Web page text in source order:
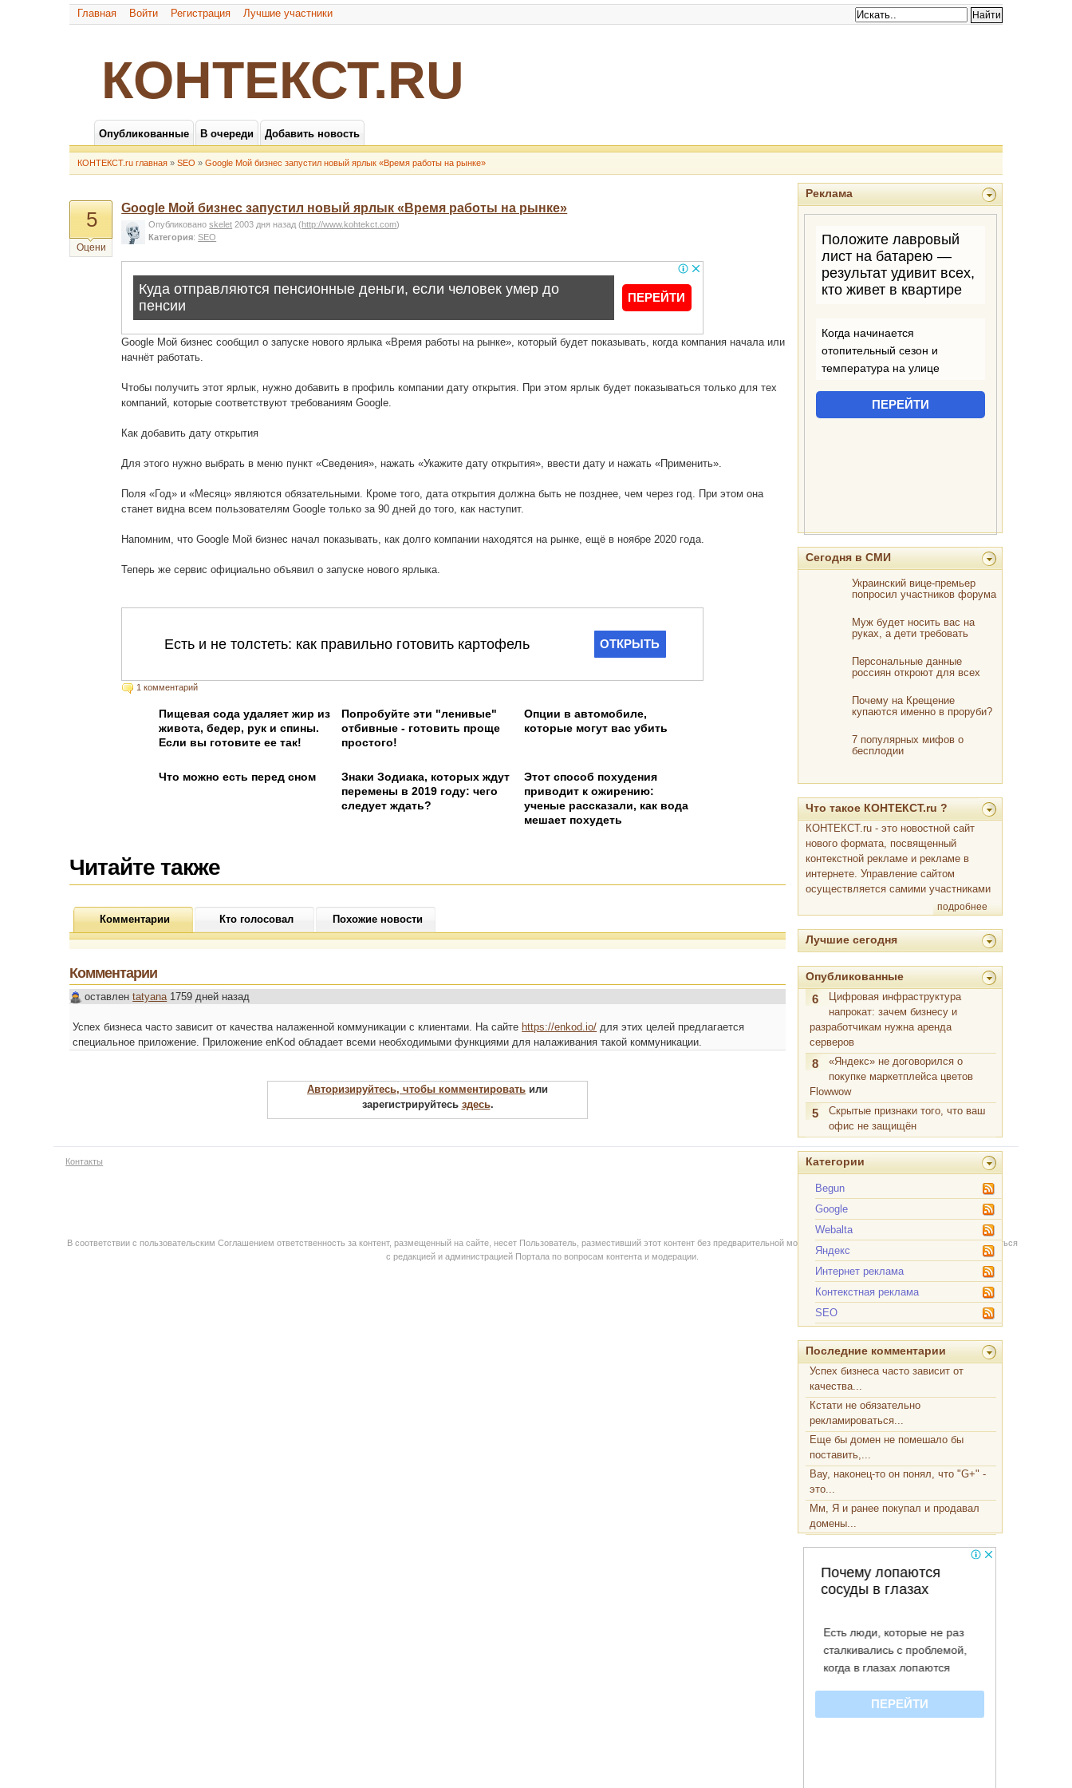
Главная Войти Регистрация Лучшие участники
КОНТЕКСТ.RU
Опубликованные В очереди Добавить новость
КОНТЕКСТ.ru главная »SEO »Google Мой бизнес запустил новый ярлык «Время работы на рынке»
5
Оцени
Google Мой бизнес запустил новый ярлык «Время работы на рынке»
Опубликованоskelet 2003 дня назад(http://www.kohtekct.com)
Категория:SEO
Google Мой бизнес сообщил о запуске нового ярлыка «Время работы на рынке», который будет показывать, когда компания начала или
начнёт работать.
Чтобы получить этот ярлык, нужно добавить в профиль компании дату открытия. При этом ярлык будет показываться только для тех
компаний, которые соответствуют требованиям Google.
Как добавить дату открытия
Для этого нужно выбрать в меню пункт «Сведения», нажать «Укажите дату открытия», ввести дату и нажать «Применить».
Поля «Год» и «Месяц» являются обязательными. Кроме того, дата открытия должна быть не позднее, чем через год. При этом она
станет видна всем пользователям Google только за 90 дней до того, как наступит.
Напомним, что Google Мой бизнес начал показывать, как долго компании находятся на рынке, ещё в ноябре 2020 года.
Теперь же сервис официально объявил о запуске нового ярлыка.
1 комментарий
Пищевая сода удаляет жир из
живота, бедер, рук и спины.
Если вы готовите ее так!
Попробуйте эти "ленивые"
отбивные - готовить проще
простого!
Опции в автомобиле,
которые могут вас убить
Что можно есть перед сном
Знаки Зодиака, которых ждут
перемены в 2019 году: чего
следует ждать?
Этот способ похудения
приводит к ожирению:
ученые рассказали, как вода
мешает похудеть
Читайте также
Комментарии Кто голосовал Похожие новости
Комментарии
оставленtatyana1759 дней назад
Успех бизнеса часто зависит от качества налаженной коммуникации с клиентами. На сайте https://enkod.io/ для этих целей предлагается
специальное приложение. Приложение enKod обладает всеми необходимыми функциями для налаживания такой коммуникации.
Авторизируйтесь, чтобы комментировать или
зарегистрируйтесь здесь.
Реклама
Сегодня в СМИ
Украинский вице-премьер
попросил участников форума
русском
Муж будет носить вас на
руках, а дети требовать
этим чудо-пирогом
Персональные данные
россиян откроют для всех
Почему на Крещение
купаются именно в проруби?
7 популярных мифов о
бесплодии
Что такое КОНТЕКСТ.ru ?
КОНТЕКСТ.ru - это новостной сайт
нового формата, посвященный
контекстной рекламе и рекламе в
интернете. Управление сайтом
осуществляется самими участниками
подробнее
Лучшие сегодня
Опубликованные
6
Цифровая инфраструктура
напрокат: зачем бизнесу и
разработчикам нужна аренда
серверов
8
«Яндекс» не договорился о
покупке маркетплейса цветов
Flowwow
5
Скрытые признаки того, что ваш
офис не защищён
Категории
Begun
Google
Webalta
Яндекс
Интернет реклама
Контекстная реклама
SEO
Последние комментарии
Успех бизнеса часто зависит от
качества...
Кстати не обязательно
рекламироваться...
Еще бы домен не помешало бы
поставить,...
Вау, наконец-то он понял, что "G+" -
это...
Мм, Я и ранее покупал и продавал
домены...
Контакты
В соответствии с пользовательским Соглашением ответственность за контент, размещенный на сайте, несет Пользователь, разместивший этот контент без предварительной модерации через форму на сайте. Вы можете связаться
с редакцией и администрацией Портала по вопросам контента и модерации.